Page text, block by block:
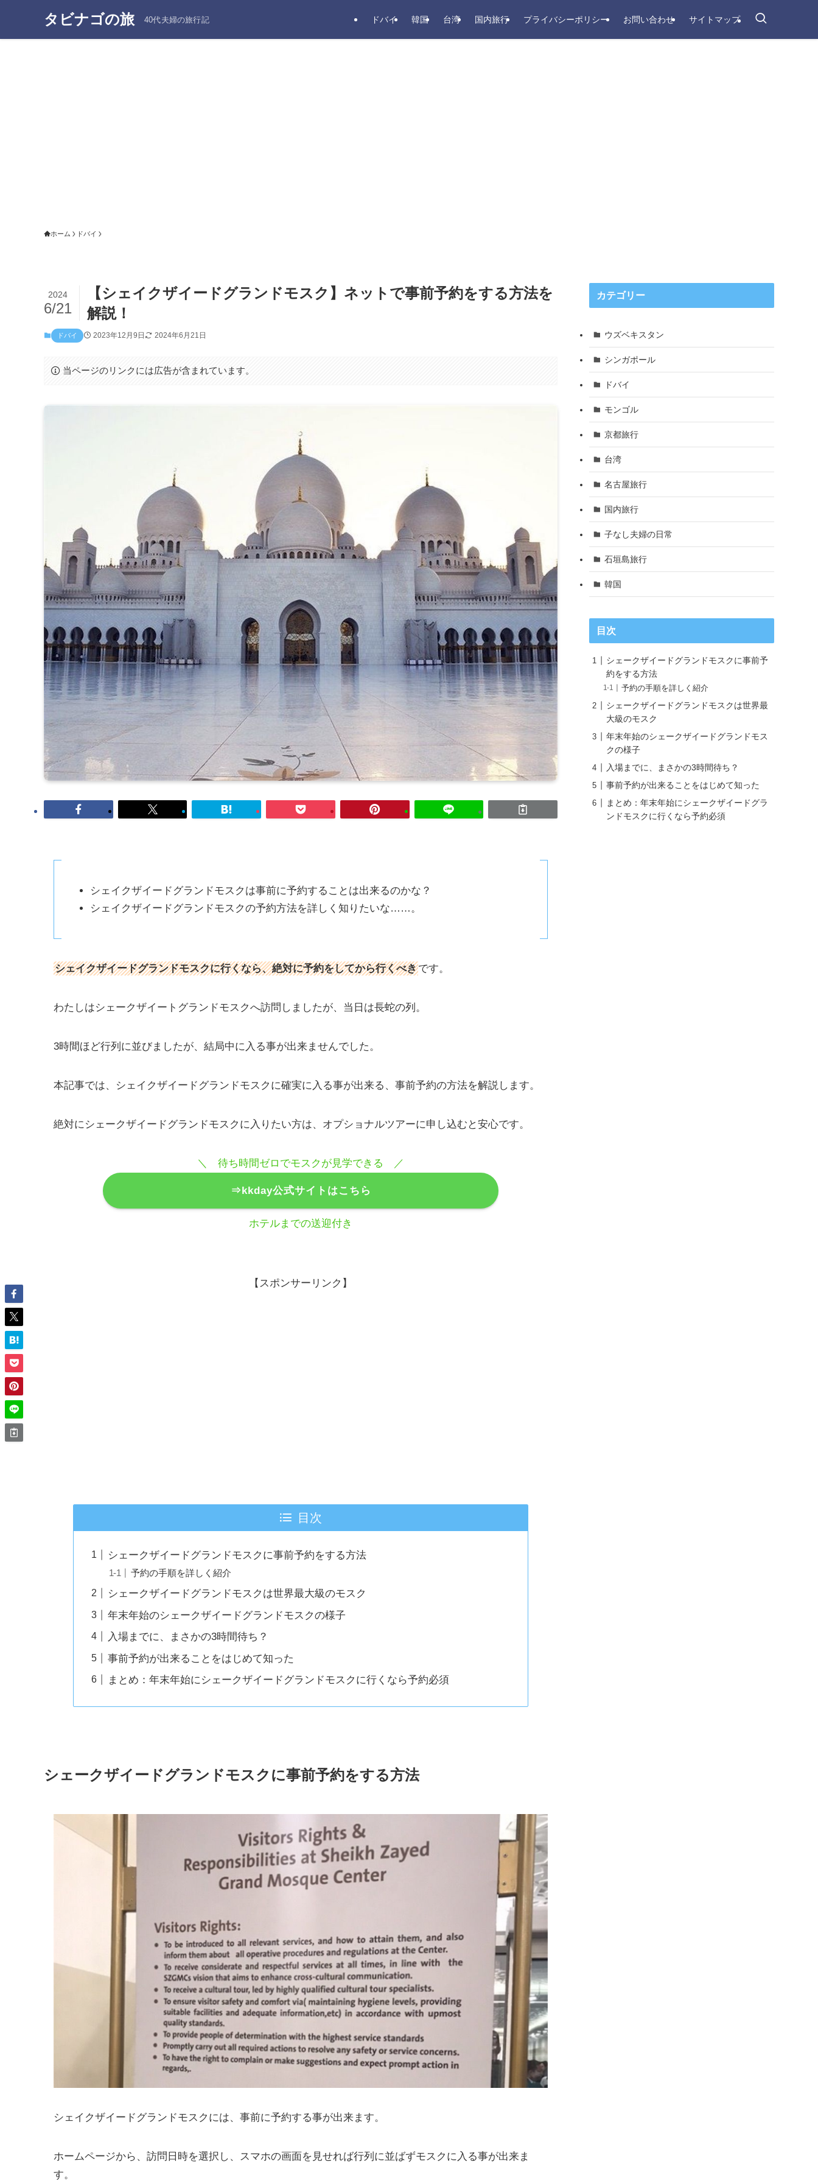
タビナゴの旅 40代夫婦の旅行記 ドバイ 韓国 台湾 国内旅行 プライバシーポリシー お問い合わせ サイトマップ
ホーム ドバイ
【シェイクザイードグランドモスク】ネットで事前予約をする方法を
解説！
2024
6/21
ドバイ 2023年12月9日 2024年6月21日
当ページのリンクには広告が含まれています。
シェイクザイードグランドモスクは事前に予約することは出来るのかな？
シェイクザイードグランドモスクの予約方法を詳しく知りたいな……。
シェイクザイードグランドモスクに行くなら、絶対に予約をしてから行くべきです。
わたしはシェークザイートグランドモスクへ訪問しましたが、当日は長蛇の列。
3時間ほど行列に並びましたが、結局中に入る事が出来ませんでした。
本記事では、シェイクザイードグランドモスクに確実に入る事が出来る、事前予約の方法を解説します。
絶対にシェークザイードグランドモスクに入りたい方は、オプショナルツアーに申し込むと安心です。
＼ 待ち時間ゼロでモスクが見学できる ／
⇒kkday公式サイトはこちら
ホテルまでの送迎付き
【スポンサーリンク】
目次
シェークザイードグランドモスクに事前予約をする方法
予約の手順を詳しく紹介
シェークザイードグランドモスクは世界最大級のモスク
年末年始のシェークザイードグランドモスクの様子
入場までに、まさかの3時間待ち？
事前予約が出来ることをはじめて知った
まとめ：年末年始にシェークザイードグランドモスクに行くなら予約必須
シェークザイードグランドモスクに事前予約をする方法
シェイクザイードグランドモスクには、事前に予約する事が出来ます。
ホームページから、訪問日時を選択し、スマホの画面を見せれば行列に並ばずモスクに入る事が出来ま
す。
カテゴリー
ウズベキスタン
シンガポール
ドバイ
モンゴル
京都旅行
台湾
名古屋旅行
国内旅行
子なし夫婦の日常
石垣島旅行
韓国
目次
シェークザイードグランドモスクに事前予
約をする方法
予約の手順を詳しく紹介
シェークザイードグランドモスクは世界最
大級のモスク
年末年始のシェークザイードグランドモス
クの様子
入場までに、まさかの3時間待ち？
事前予約が出来ることをはじめて知った
まとめ：年末年始にシェークザイードグラ
ンドモスクに行くなら予約必須